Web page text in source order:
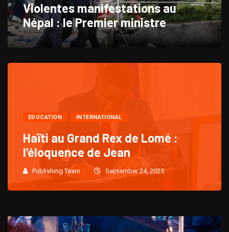
Violentes manifestations au
Népal : le Premier ministre
EDUCATION INTERNATIONAL
Haïti au Grand Rex de Lomé :
l’éloquence de Jean
Publishing Team September 24, 2025